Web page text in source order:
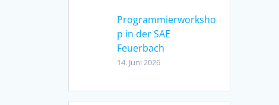
Programmierworksho
p in der SAE
Feuerbach
14. Juni 2026